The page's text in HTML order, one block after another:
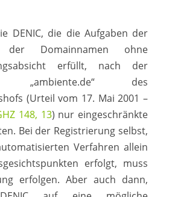
DENIC, die die Aufgaben der
der Domainnamen ohne
erfüllt, nach der
„ambiente.de“ des
(Urteil vom 17. Mai 2001 –
148, 13) nur eingeschränkte
Bei der Registrierung selbst,
Verfahren allein
erfolgt, muss
erfolgen. Aber auch dann,